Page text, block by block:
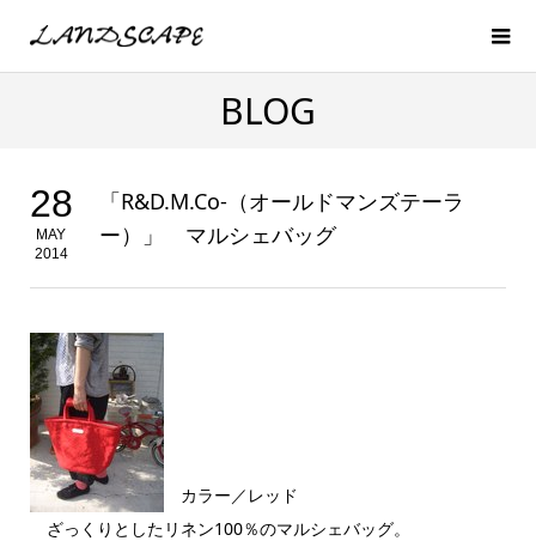
BLOG
28
MAY
2014
「R&D.M.Co-（オールドマンズテーラ
ー）」 マルシェバッグ
カラー／レッド
ざっくりとしたリネン100％のマルシェバッグ。